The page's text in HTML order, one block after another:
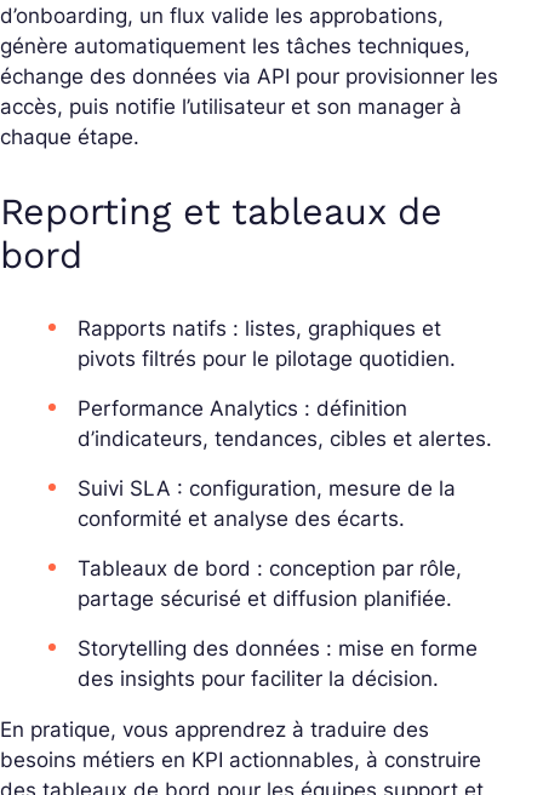
d’onboarding, un flux valide les approbations,
génère automatiquement les tâches techniques,
échange des données via API pour provisionner les
accès, puis notifie l’utilisateur et son manager à
chaque étape.
Reporting et tableaux de
bord
Rapports natifs : listes, graphiques et
pivots filtrés pour le pilotage quotidien.
Performance Analytics : définition
d’indicateurs, tendances, cibles et alertes.
Suivi SLA : configuration, mesure de la
conformité et analyse des écarts.
Tableaux de bord : conception par rôle,
partage sécurisé et diffusion planifiée.
Storytelling des données : mise en forme
des insights pour faciliter la décision.
En pratique, vous apprendrez à traduire des
besoins métiers en KPI actionnables, à construire